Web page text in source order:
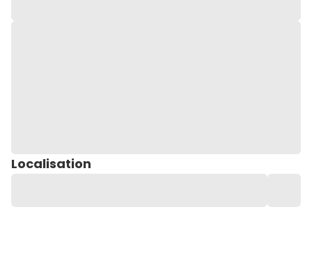
Localisation